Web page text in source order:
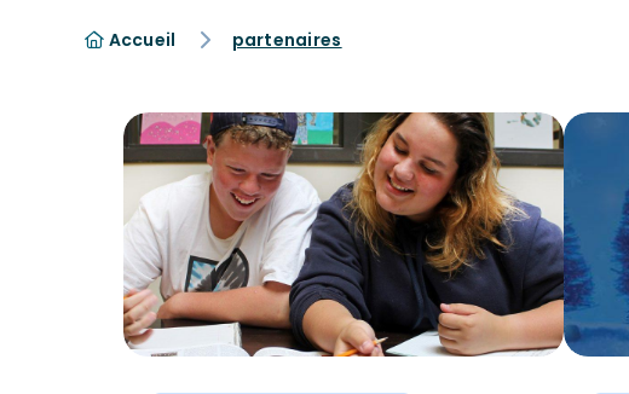
Accueil partenaires